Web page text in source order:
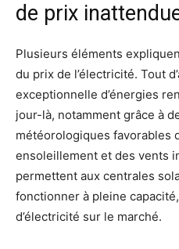
de prix
Plusieurs éléments
du prix de l’électricité. Tout
exceptionnelle d’énergies
jour-là, notamment grâce à
météorologiques favorables
ensoleillement et des vents
permettent aux centrales
fonctionner à pleine
d’électricité sur le marché.